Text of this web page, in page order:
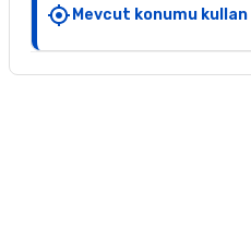
Mevcut konumu kullan